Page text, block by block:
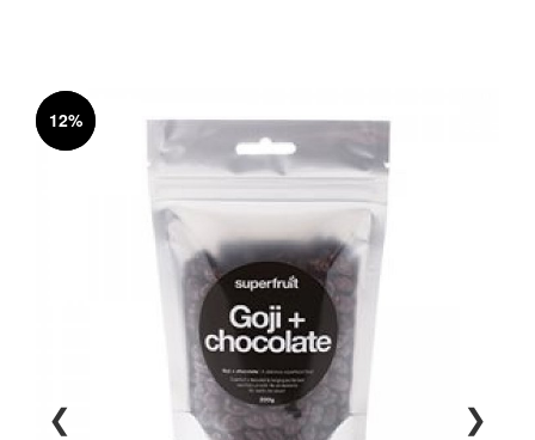
Varen er nu i kurven ✔
Vi anbefaler dig disse
LUK
12%
❮ ❯
12%